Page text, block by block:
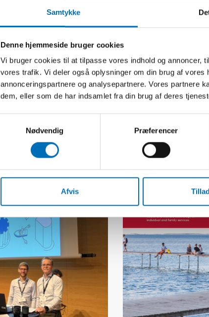
Samtykke
Denne hjemmeside bruger cookies
Vi bruger cookies til at tilpasse vores indhold og annoncer,
vores trafik. Vi deler også oplysninger om din brug af
annonceringspartnere og analysepartnere. Vores partnere
dem, eller som de har indsamlet fra din brug af deres
Nødvendig
Præferencer
Afvis